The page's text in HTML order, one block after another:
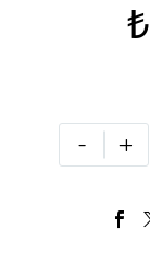
₺
- +